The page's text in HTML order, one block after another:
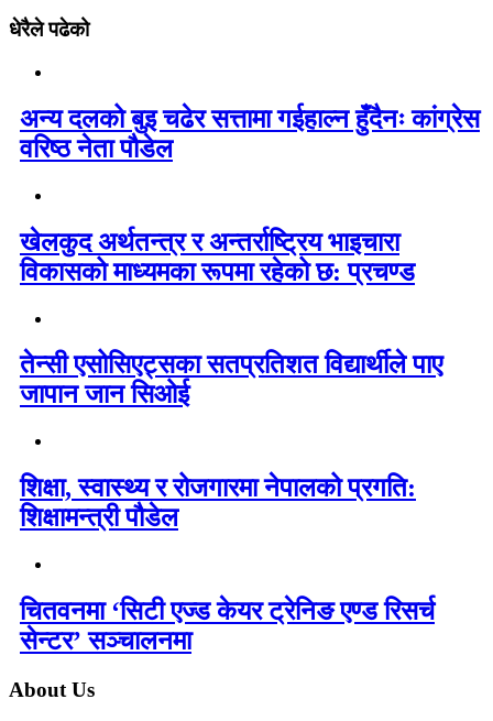
धेरैले पढेको
अन्य दलको बुइ चढेर सत्तामा गईहाल्न हुँदैनः कांग्रेस
वरिष्ठ नेता पौडेल
खेलकुद अर्थतन्त्र र अन्तर्राष्ट्रिय भाइचारा
विकासको माध्यमका रूपमा रहेको छ: प्रचण्ड
तेन्सी एसोसिएट्सका सतप्रतिशत विद्यार्थीले पाए
जापान जान सिओई
शिक्षा, स्वास्थ्य र रोजगारमा नेपालको प्रगति:
शिक्षामन्त्री पौडेल
चितवनमा ‘सिटी एज्ड केयर ट्रेनिङ एण्ड रिसर्च
सेन्टर’ सञ्चालनमा
About Us